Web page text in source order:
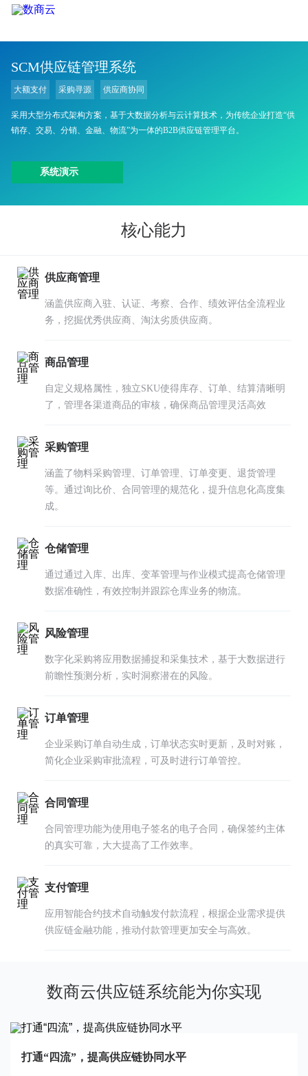
SCM供应链管理系统
大额支付 采购寻源 供应商协同
采用大型分布式架构方案，基于大数据分析与云计算技术，为传统企业打造“供
销存、交易、分销、金融、物流”为一体的B2B供应链管理平台。
系统演示
核心能力
供应商管理
涵盖供应商入驻、认证、考察、合作、绩效评估全流程业
务，挖掘优秀供应商、淘汰劣质供应商。
商品管理
自定义规格属性，独立SKU使得库存、订单、结算清晰明
了，管理各渠道商品的审核，确保商品管理灵活高效
采购管理
涵盖了物料采购管理、订单管理、订单变更、退货管理
等。通过询比价、合同管理的规范化，提升信息化高度集
成。
仓储管理
通过通过入库、出库、变革管理与作业模式提高仓储管理
数据准确性，有效控制并跟踪仓库业务的物流。
风险管理
数字化采购将应用数据捕捉和采集技术，基于大数据进行
前瞻性预测分析，实时洞察潜在的风险。
订单管理
企业采购订单自动生成，订单状态实时更新，及时对账，
简化企业采购审批流程，可及时进行订单管控。
合同管理
合同管理功能为使用电子签名的电子合同，确保签约主体
的真实可靠，大大提高了工作效率。
支付管理
应用智能合约技术自动触发付款流程，根据企业需求提供
供应链金融功能，推动付款管理更加安全与高效。
数商云供应链系统能为你实现
打通“四流”，提高供应链协同水平